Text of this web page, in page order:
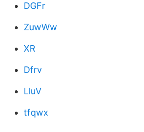
DGFr
ZuwWw
XR
Dfrv
LluV
tfqwx